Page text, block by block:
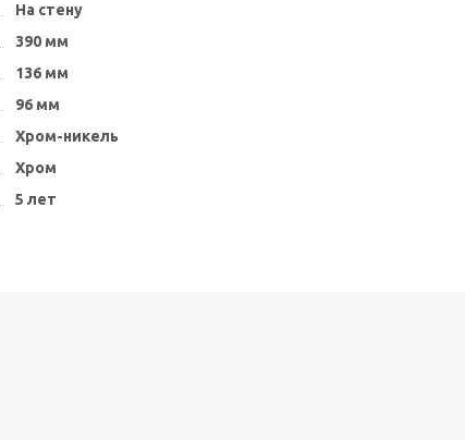
На стену
390 мм
136 мм
96 мм
Хром-никель
Хром
5 лет